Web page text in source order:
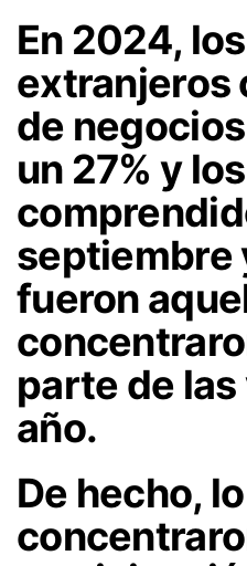
En 2024,
extranjeros
de
un 27% y
septiembre
fueron
parte de
año.
De hecho,